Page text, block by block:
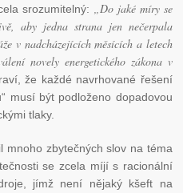
srozumitelný: „Do jaké míry se
aby jedna strana jen nečerpala
v nadcházejících měsících a letech
novely energetického zákona v
že každé navrhované řešení
musí být podloženo dopadovou
tlaky.
mnoho zbytečných slov na téma
se zcela míjí s racionální
jímž není nějaký kšeft na